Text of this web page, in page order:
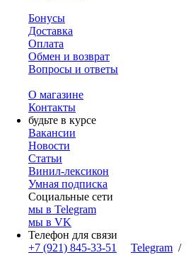
Бонусы
Доставка
Оплата
Обмен и возврат
Вопросы и ответы
О магазине
Контакты
будьте в курсе
Вакансии
Новости
Статьи
Винил-лексикон
Умная подписка
Социальные сети
мы в Telegram
мы в VK
Телефон для связи
+7 (921) 845-33-51
Telegram /